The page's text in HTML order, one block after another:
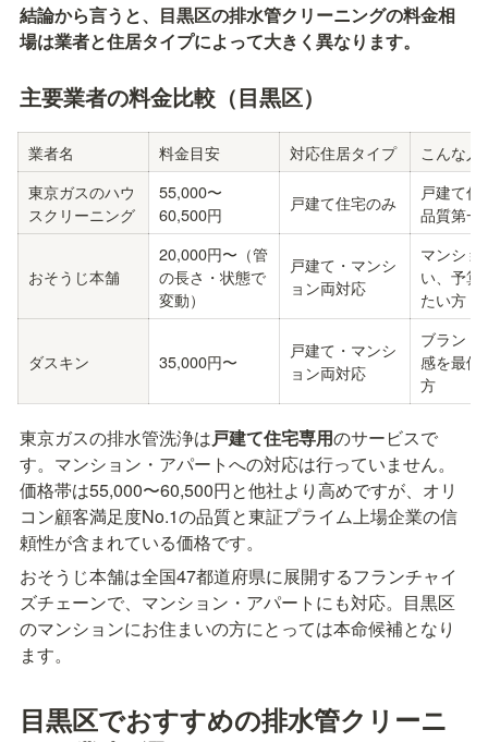
結論から言うと、目黒区の排水管クリーニングの料金相
場は業者と住居タイプによって大きく異なります。
主要業者の料金比較（目黒区）
業者名 料金目安 対応住居タイプ
こんな人
東京ガスのハウ
スクリーニング
55,000〜
60,500円
戸建て住宅のみ
戸建て住
品質第一
おそうじ本舗
20,000円〜（管
の長さ・状態で
変動）
戸建て・マンシ
ョン両対応
マンショ
い、予算
たい方
ダスキン 35,000円〜
戸建て・マンシ
ョン両対応
ブランド
感を最優
方
東京ガスの排水管洗浄は戸建て住宅専用のサービスで
す。マンション・アパートへの対応は行っていません。
価格帯は55,000〜60,500円と他社より高めですが、オリ
コン顧客満足度No.1の品質と東証プライム上場企業の信
頼性が含まれている価格です。
おそうじ本舗は全国47都道府県に展開するフランチャイ
ズチェーンで、マンション・アパートにも対応。目黒区
のマンションにお住まいの方にとっては本命候補となり
ます。
目黒区でおすすめの排水管クリーニ